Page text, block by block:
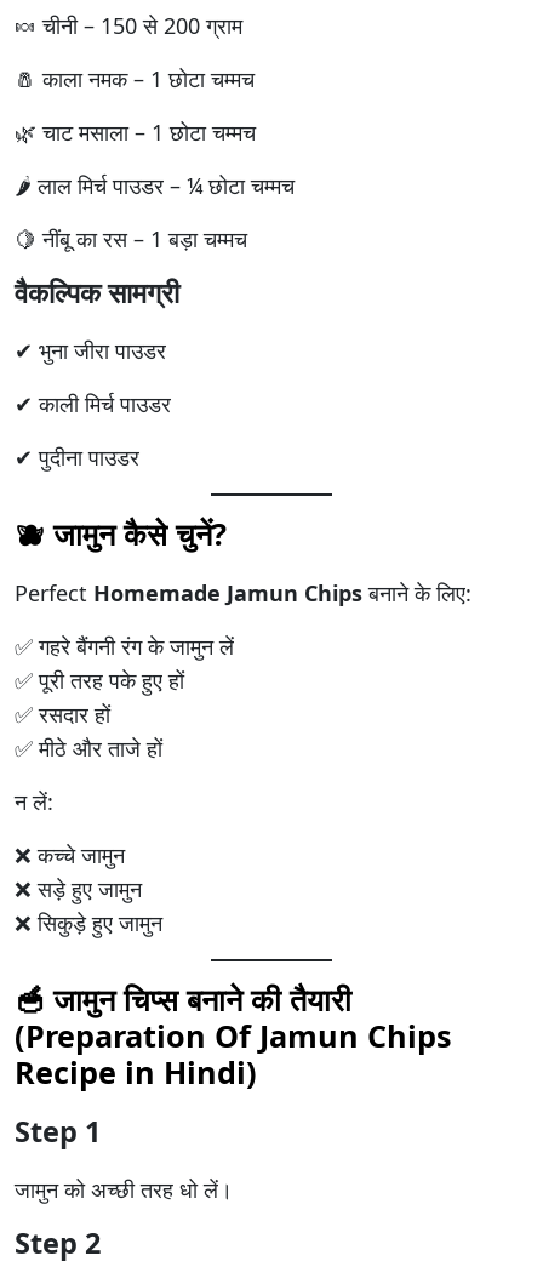
🍬 चीनी – 150 से 200 ग्राम
🧂 काला नमक – 1 छोटा चम्मच
🌿 चाट मसाला – 1 छोटा चम्मच
🌶 लाल मिर्च पाउडर – ¼ छोटा चम्मच
🍋 नींबू का रस – 1 बड़ा चम्मच
वैकल्पिक सामग्री
✔ भुना जीरा पाउडर
✔ काली मिर्च पाउडर
✔ पुदीना पाउडर
🫐 जामुन कैसे चुनें?
Perfect Homemade Jamun Chipsबनाने के लिए:
✅ गहरे बैंगनी रंग के जामुन लें
✅ पूरी तरह पके हुए हों
✅ रसदार हों
✅ मीठे और ताजे हों
न लें:
❌ कच्चे जामुन
❌ सड़े हुए जामुन
❌ सिकुड़े हुए जामुन
🥣 जामुन चिप्स बनाने की तैयारी
(Preparation Of Jamun Chips
Recipe in Hindi)
Step 1
जामुन को अच्छी तरह धो लें।
Step 2